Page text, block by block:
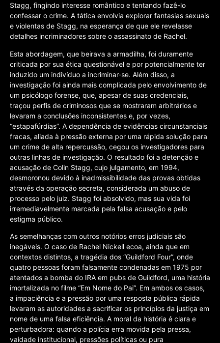
Stagg, fingindo interesse romântico e tentando fazê-lo
confessar o crime. A tática envolvia explorar fantasias sexuais
e violentas de Stagg, na esperança de que ele revelasse
detalhes incriminadores sobre o assassinato de Rachel.
Esta abordagem, que beirava a armadilha, foi duramente
criticada por sua ética questionável e por potencialmente ter
induzido um indivíduo a incriminar-se. Além disso, a
investigação foi ainda mais complicada pelo envolvimento de
um psicólogo forense, que, apesar de suas credenciais,
traçou perfis de criminosos que se mostraram arbitrários e
levaram a conclusões inconsistentes e, por vezes,
“estapafúrdias”. A dependência de evidências circunstanciais
fracas, aliada à pressão externa por uma rápida solução para
um crime de alta repercussão, cegou os investigadores para
outras linhas de investigação. O resultado foi a detenção e
acusação de Colin Stagg, cujo julgamento, em 1994,
desmoronou devido à inadmissibilidade das provas obtidas
através da operação secreta, considerada um abuso de
processo pelo juiz. Stagg foi absolvido, mas sua vida foi
irremediavelmente marcada pela falsa acusação e pelo
estigma público.
As semelhanças com outros notórios erros judiciais são
inegáveis. O caso de Rachel Nickell ecoa, ainda que em
contextos distintos, a tragédia dos “Guildford Four”, onde
quatro pessoas foram falsamente condenadas em 1975 por
atentados a bomba do IRA em pubs de Guildford, uma história
imortalizada no filme “Em Nome do Pai”. Em ambos os casos,
a impaciência e a pressão por uma resposta pública rápida
levaram as autoridades a sacrificar os princípios da justiça em
nome de uma falsa eficiência. A moral da história é clara e
perturbadora: quando a polícia erra movida pela pressa,
vaidade institucional, pressões políticas ou pura